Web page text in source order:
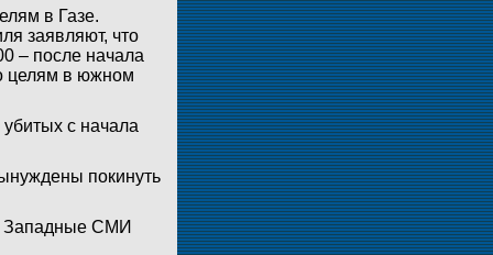
в Газе.
заявляют, что
– после начала
целям в южном
с начала
покинуть
Западные СМИ